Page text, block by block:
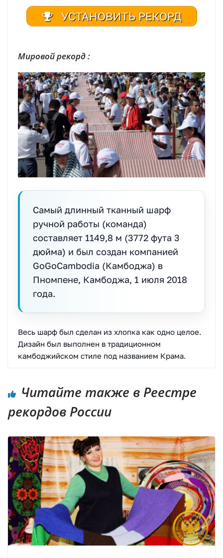
УСТАНОВИТЬ РЕКОРД
Мировой рекорд :
Самый длинный тканный шарф
ручной работы (команда)
составляет 1149,8 м (3772 фута 3
дюйма) и был создан компанией
GoGoCambodia (Камбоджа) в
Пномпене, Камбоджа, 1 июля 2018
года.
Весь шарф был сделан из хлопка как одно целое.
Дизайн был выполнен в традиционном
камбоджийском стиле под названием Крама.
Читайте также в Реестре
рекордов России